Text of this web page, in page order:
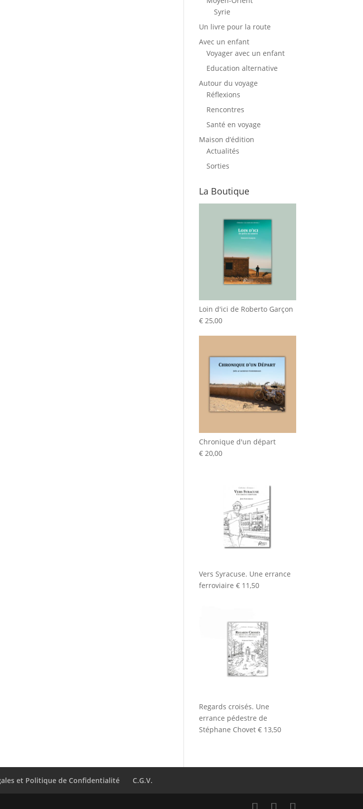
Syrie
Un livre pour la route
Avec un enfant
Voyager avec un enfant
Education alternative
Autour du voyage
Réflexions
Rencontres
Santé en voyage
Maison d’édition
Actualités
Sorties
La Boutique
Loin d'ici de Roberto Garçon
€ 25,00
Chronique d'un départ
€ 20,00
Vers Syracuse. Une errance
ferroviaire € 11,50
Regards croisés. Une
errance pédestre de
Stéphane Chovet € 13,50
et Politique de Confidentialité C.G.V.